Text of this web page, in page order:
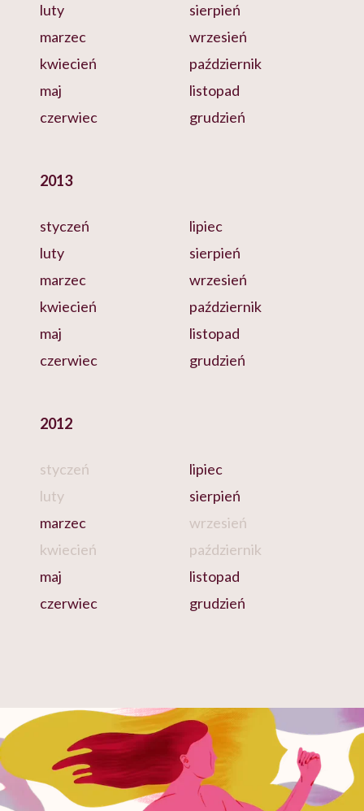
luty
marzec
kwiecień
maj
czerwiec
sierpień
wrzesień
październik
listopad
grudzień
2013
styczeń
luty
marzec
kwiecień
maj
czerwiec
lipiec
sierpień
wrzesień
październik
listopad
grudzień
2012
styczeń
luty
marzec
kwiecień
maj
czerwiec
lipiec
sierpień
wrzesień
październik
listopad
grudzień